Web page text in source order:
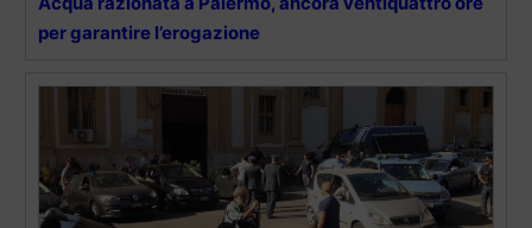
per garantire l’erogazione